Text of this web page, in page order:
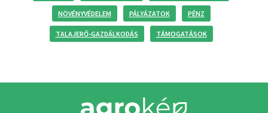
NÖVÉNYVÉDELEM PÁLYÁZATOK PÉNZ
TALAJERŐ-GAZDÁLKODÁS TÁMOGATÁSOK